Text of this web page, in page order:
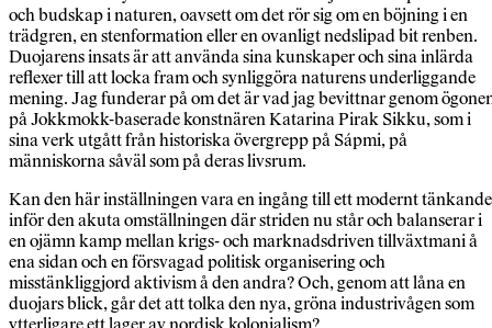
och budskap i naturen, oavsett om det rör sig om en böjning i en
trädgren, en stenformation eller en ovanligt nedslipad bit renben.
Duojarens insats är att använda sina kunskaper och sina inlärda
reflexer till att locka fram och synliggöra naturens underliggande
mening. Jag funderar på om det är vad jag bevittnar genom
på Jokkmokk-baserade konstnären Katarina Pirak Sikku, som i
sina verk utgått från historiska övergrepp på Sápmi, på
människorna såväl som på deras livsrum.
Kan den här inställningen vara en ingång till ett modernt tänkande
inför den akuta omställningen där striden nu står och balanserar i
en ojämn kamp mellan krigs- och marknadsdriven tillväxtmani å
ena sidan och en försvagad politisk organisering och
misstänkliggjord aktivism å den andra? Och, genom att låna en
duojars blick, går det att tolka den nya, gröna industrivågen som